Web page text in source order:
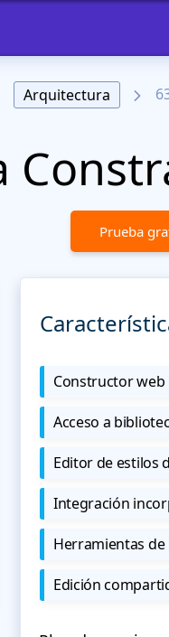
Arquitectura
Prueba
Constructor
Acceso a
Editor de estilos
Integración
Herramientas
Edición